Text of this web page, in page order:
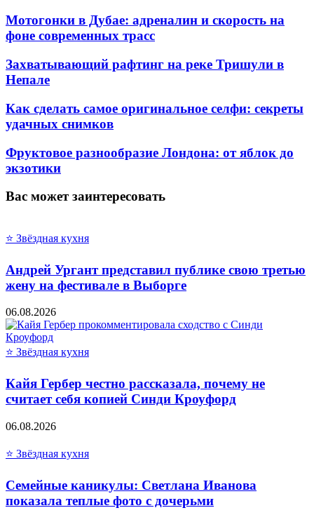
Мотогонки в Дубае: адреналин и скорость на
фоне современных трасс
Захватывающий рафтинг на реке Тришули в
Непале
Как сделать самое оригинальное селфи: секреты
удачных снимков
Фруктовое разнообразие Лондона: от яблок до
экзотики
Вас может заинтересовать
⭐ Звёздная кухня
Андрей Ургант представил публике свою третью
жену на фестивале в Выборге
06.08.2026
⭐ Звёздная кухня
Кайя Гербер честно рассказала, почему не
считает себя копией Синди Кроуфорд
06.08.2026
⭐ Звёздная кухня
Семейные каникулы: Светлана Иванова
показала теплые фото с дочерьми